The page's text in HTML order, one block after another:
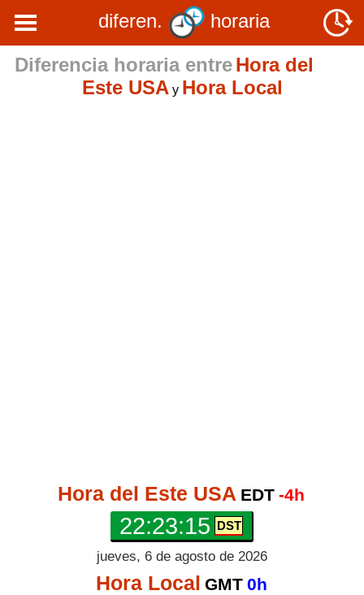
diferen.
horaria
Diferencia horaria entreHora del
Este USAy Hora Local
Hora del Este USA EDT -4h
22:23:16
jueves, 6 de agosto de 2026
Hora Local GMT 0h